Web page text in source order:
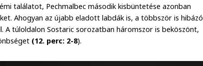
találatot, Pechmalbec második kisbüntetése azonban
Ahogyan az újabb eladott labdák is, a többször is hibázó
A túloldalon Sostaric sorozatban háromszor is beköszönt,
(12. perc: 2-8).